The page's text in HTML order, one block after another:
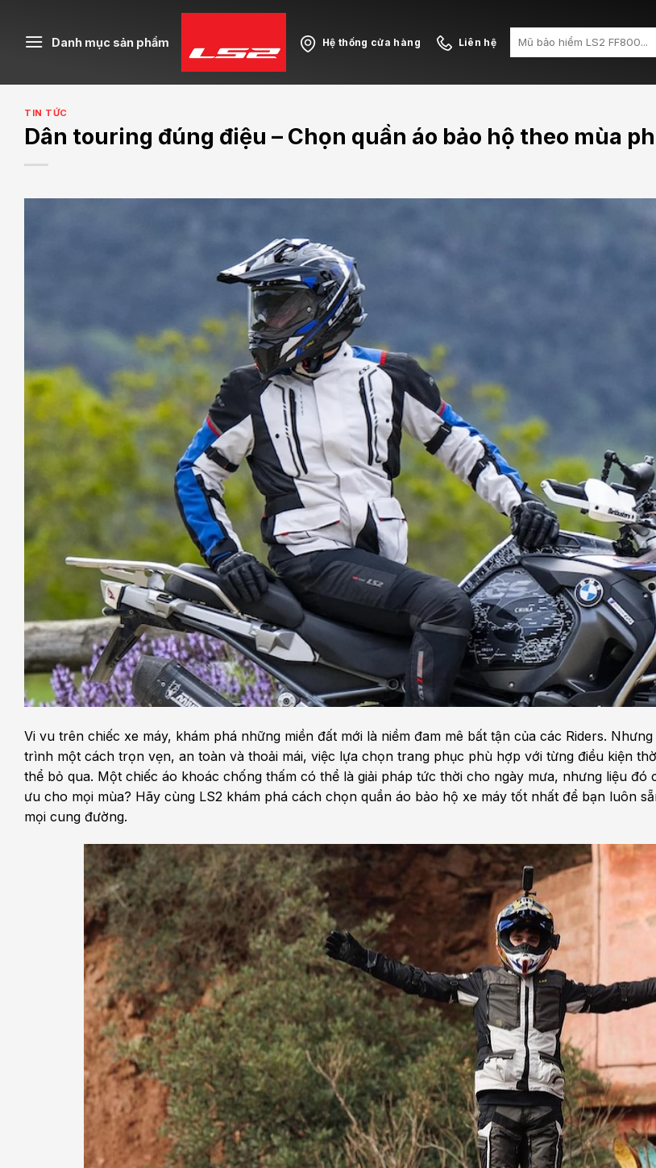
content
Danh mục sản phẩm Hệ thống cửa hàng Liên hệ
for:
TIN TỨC
Dân touring đúng điệu – Chọn quần áo bảo hộ theo mùa
Vi vu trên chiếc xe máy, khám phá những miền đất mới là niềm đam mê bất tận của các Riders.
trình một cách trọn vẹn, an toàn và thoải mái, việc lựa chọn trang phục phù hợp với từng điều kiện
thể bỏ qua. Một chiếc áo khoác chống thấm có thể là giải pháp tức thời cho ngày mưa, nhưng liệu đó
ưu cho mọi mùa? Hãy cùng LS2 khám phá cách chọn quần áo bảo hộ xe máy tốt nhất để bạn luôn
mọi cung đường.